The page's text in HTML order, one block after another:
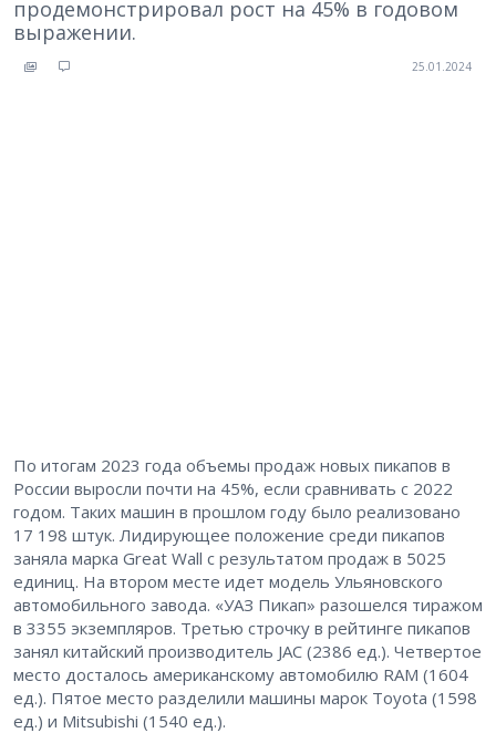
продемонстрировал рост на 45% в годовом
выражении.
25.01.2024
По итогам 2023 года объемы продаж новых пикапов в
России выросли почти на 45%, если сравнивать с 2022
годом. Таких машин в прошлом году было реализовано
17 198 штук. Лидирующее положение среди пикапов
заняла марка Great Wall с результатом продаж в 5025
единиц. На втором месте идет модель Ульяновского
автомобильного завода. «УАЗ Пикап» разошелся тиражом
в 3355 экземпляров. Третью строчку в рейтинге пикапов
занял китайский производитель JAC (2386 ед.). Четвертое
место досталось американскому автомобилю RAM (1604
ед.). Пятое место разделили машины марок Toyota (1598
ед.) и Mitsubishi (1540 ед.).